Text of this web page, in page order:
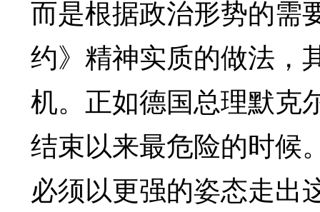
而是根据政治形势的需
约》精神实质的做法，
机。正如德国总理默克
结束以来最危险的时候
必须以更强的姿态走出